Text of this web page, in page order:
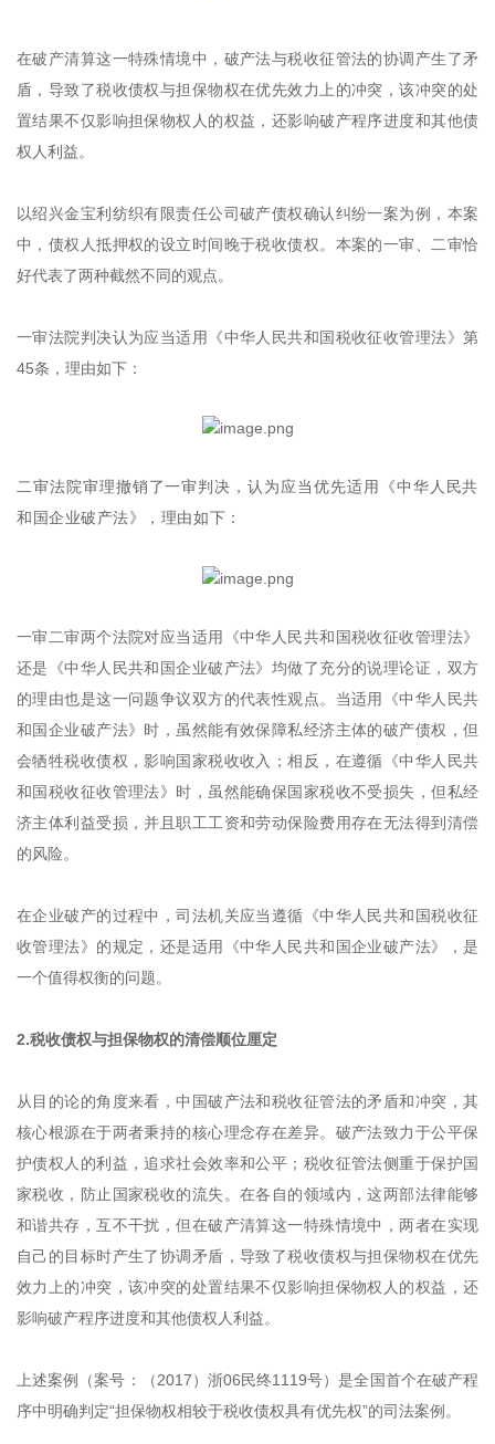
在破产清算这一特殊情境中，破产法与税收征管法的协调产生了矛
盾，导致了税收债权与担保物权在优先效力上的冲突，该冲突的处
置结果不仅影响担保物权人的权益，还影响破产程序进度和其他债
权人利益。
以绍兴金宝利纺织有限责任公司破产债权确认纠纷一案为例，本案
中，债权人抵押权的设立时间晚于税收债权。本案的一审、二审恰
好代表了两种截然不同的观点。
一审法院判决认为应当适用《中华人民共和国税收征收管理法》第
45条，理由如下：
二审法院审理撤销了一审判决，认为应当优先适用《中华人民共
和国企业破产法》，理由如下：
一审二审两个法院对应当适用《中华人民共和国税收征收管理法》
还是《中华人民共和国企业破产法》均做了充分的说理论证，双方
的理由也是这一问题争议双方的代表性观点。当适用《中华人民共
和国企业破产法》时，虽然能有效保障私经济主体的破产债权，但
会牺牲税收债权，影响国家税收收入；相反，在遵循《中华人民共
和国税收征收管理法》时，虽然能确保国家税收不受损失，但私经
济主体利益受损，并且职工工资和劳动保险费用存在无法得到清偿
的风险。
在企业破产的过程中，司法机关应当遵循《中华人民共和国税收征
收管理法》的规定，还是适用《中华人民共和国企业破产法》，是
一个值得权衡的问题。
2.税收债权与担保物权的清偿顺位厘定
从目的论的角度来看，中国破产法和税收征管法的矛盾和冲突，其
核心根源在于两者秉持的核心理念存在差异。破产法致力于公平保
护债权人的利益，追求社会效率和公平；税收征管法侧重于保护国
家税收，防止国家税收的流失。在各自的领域内，这两部法律能够
和谐共存，互不干扰，但在破产清算这一特殊情境中，两者在实现
自己的目标时产生了协调矛盾，导致了税收债权与担保物权在优先
效力上的冲突，该冲突的处置结果不仅影响担保物权人的权益，还
影响破产程序进度和其他债权人利益。
上述案例（案号：（2017）浙06民终1119号）是全国首个在破产程
序中明确判定“担保物权相较于税收债权具有优先权”的司法案例。